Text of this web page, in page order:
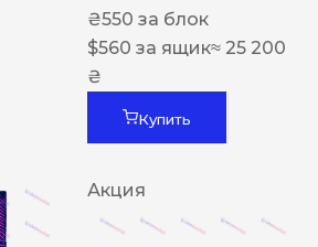
₴550 за блок
$560 за ящик≈ 25 200
₴
Купить
Акция